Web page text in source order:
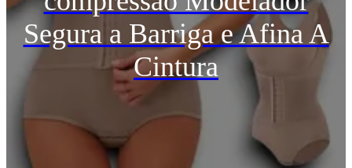
Segura a Barriga e Afina A
Cintura